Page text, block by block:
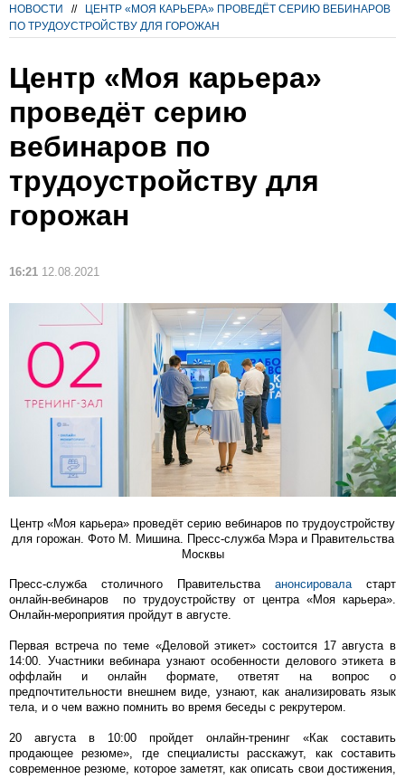
НОВОСТИ
//
ЦЕНТР «МОЯ КАРЬЕРА» ПРОВЕДЁТ СЕРИЮ ВЕБИНАРОВ
ПО ТРУДОУСТРОЙСТВУ ДЛЯ ГОРОЖАН
Центр «Моя карьера»
проведёт серию
вебинаров по
трудоустройству для
горожан
16:21 12.08.2021
Центр «Моя карьера» проведёт серию вебинаров по трудоустройству
для горожан. Фото М. Мишина. Пресс-служба Мэра и Правительства
Москвы
Пресс-служба столичного Правительства анонсироваластарт
онлайн-вебинаров по трудоустройству от центра «Моя карьера».
Онлайн-мероприятия пройдут в августе.
Первая встреча по теме «Деловой этикет» состоится 17 августа в
14:00. Участники вебинара узнают особенности делового этикета в
оффлайн и онлайн формате, ответят на вопрос о
предпочтительности внешнем виде, узнают, как анализировать язык
тела, и о чем важно помнить во время беседы с рекрутером.
20 августа в 10:00 пройдет онлайн-тренинг «Как составить
продающее резюме», где специалисты расскажут, как составить
современное резюме, которое заметят, как описать свои достижения,